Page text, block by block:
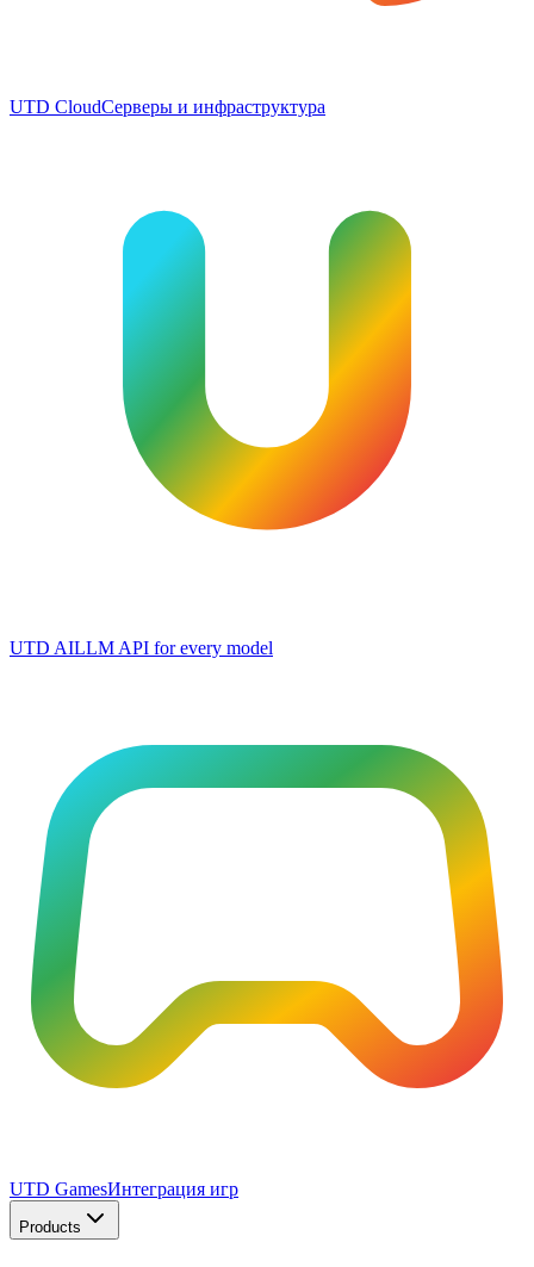
UTD CloudСерверы и инфраструктура
UTD AILLM API for every model
UTD GamesИнтеграция игр
Products